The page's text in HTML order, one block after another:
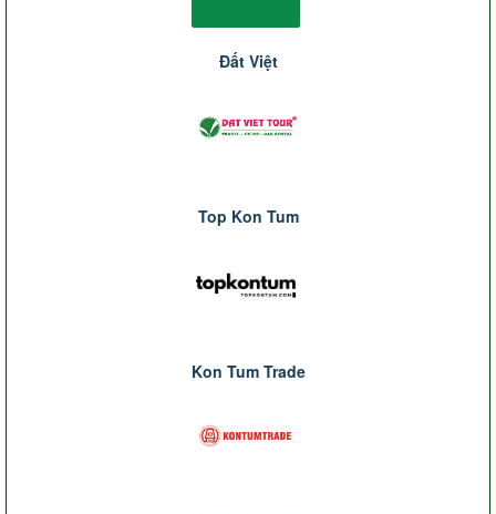
Đất Việt
Top Kon Tum
Kon Tum Trade